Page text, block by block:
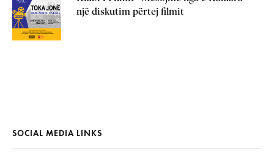
një diskutim përtej filmit
SOCIAL MEDIA LINKS